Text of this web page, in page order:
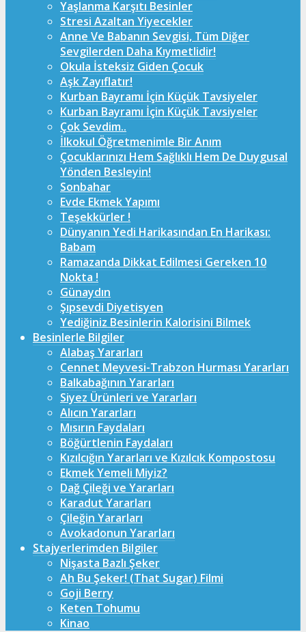
Yaşlanma Karşıtı Besinler
Stresi Azaltan Yiyecekler
Anne Ve Babanın Sevgisi, Tüm Diğer
Sevgilerden Daha Kıymetlidir!
Okula İsteksiz Giden Çocuk
Aşk Zayıflatır!
Kurban Bayramı İçin Küçük Tavsiyeler
Kurban Bayramı İçin Küçük Tavsiyeler
Çok Sevdim..
İlkokul Öğretmenimle Bir Anım
Çocuklarınızı Hem Sağlıklı Hem De Duygusal
Yönden Besleyin!
Sonbahar
Evde Ekmek Yapımı
Teşekkürler !
Dünyanın Yedi Harikasından En Harikası:
Babam
Ramazanda Dikkat Edilmesi Gereken 10
Nokta !
Günaydın
Şıpsevdi Diyetisyen
Yediğiniz Besinlerin Kalorisini Bilmek
Besinlerle Bilgiler
Alabaş Yararları
Cennet Meyvesi-Trabzon Hurması Yararları
Balkabağının Yararları
Siyez Ürünleri ve Yararları
Alıcın Yararları
Mısırın Faydaları
Böğürtlenin Faydaları
Kızılcığın Yararları ve Kızılcık Kompostosu
Ekmek Yemeli Miyiz?
Dağ Çileği ve Yararları
Karadut Yararları
Çileğin Yararları
Avokadonun Yararları
Stajyerlerimden Bilgiler
Nişasta Bazlı Şeker
Ah Bu Şeker! (That Sugar) Filmi
Goji Berry
Keten Tohumu
Kinao